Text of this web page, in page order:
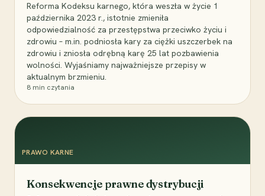
Reforma Kodeksu karnego, która weszła w życie 1
października 2023 r., istotnie zmieniła
odpowiedzialność za przestępstwa przeciwko życiu i
zdrowiu – m.in. podniosła kary za ciężki uszczerbek na
zdrowiu i zniosła odrębną karę 25 lat pozbawienia
wolności. Wyjaśniamy najważniejsze przepisy w
aktualnym brzmieniu.
8 min czytania
PRAWO KARNE
Konsekwencje prawne dystrybucji